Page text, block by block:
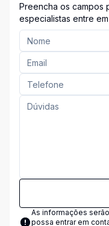
Preencha os campos
especialistas entre
As informações
possa entrar em